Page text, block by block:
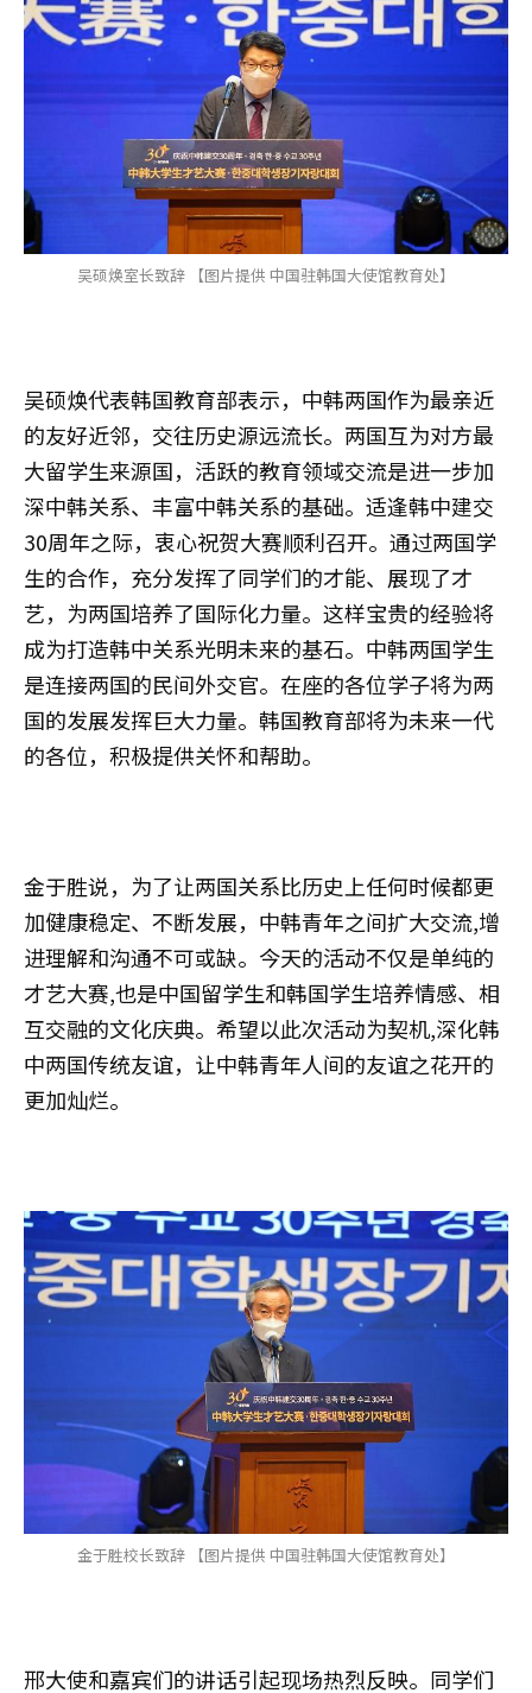
吴硕焕室长致辞 【图片提供 中国驻韩国大使馆教育处】
吴硕焕代表韩国教育部表示，中韩两国作为最亲近
的友好近邻，交往历史源远流长。两国互为对方最
大留学生来源国，活跃的教育领域交流是进一步加
深中韩关系、丰富中韩关系的基础。适逢韩中建交
30周年之际，衷心祝贺大赛顺利召开。通过两国学
生的合作，充分发挥了同学们的才能、展现了才
艺，为两国培养了国际化力量。这样宝贵的经验将
成为打造韩中关系光明未来的基石。中韩两国学生
是连接两国的民间外交官。在座的各位学子将为两
国的发展发挥巨大力量。韩国教育部将为未来一代
的各位，积极提供关怀和帮助。
金于胜说，为了让两国关系比历史上任何时候都更
加健康稳定、不断发展，中韩青年之间扩大交流,增
进理解和沟通不可或缺。今天的活动不仅是单纯的
才艺大赛,也是中国留学生和韩国学生培养情感、相
互交融的文化庆典。希望以此次活动为契机,深化韩
中两国传统友谊，让中韩青年人间的友谊之花开的
更加灿烂。
金于胜校长致辞 【图片提供 中国驻韩国大使馆教育处】
邢大使和嘉宾们的讲话引起现场热烈反映。同学们